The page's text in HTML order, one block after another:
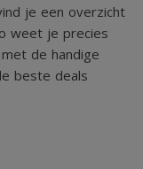
je een overzicht
weet je precies
de handige
beste deals